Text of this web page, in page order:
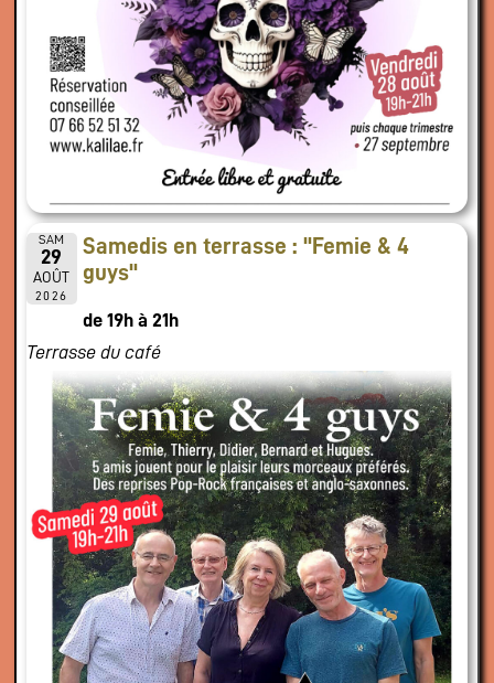
SAM
29
AOÛT
2026
Samedis en terrasse : "Femie & 4
guys"
de 19h à 21h
Terrasse du café